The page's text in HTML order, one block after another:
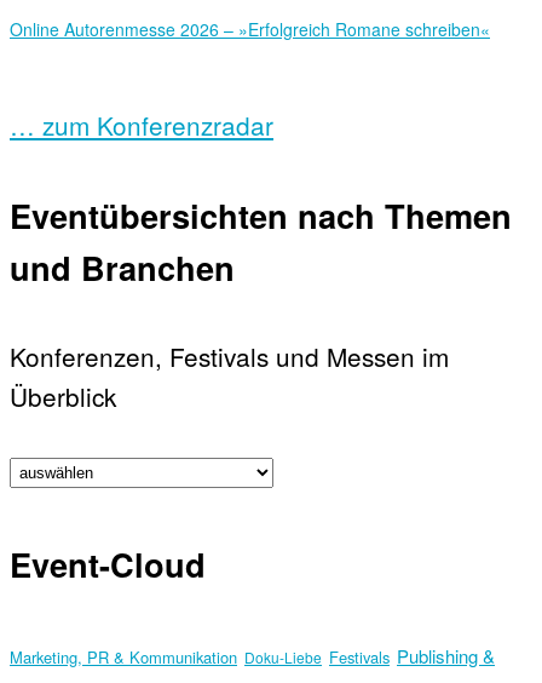
Online Autorenmesse 2026 – »Erfolgreich Romane schreiben«
… zum Konferenzradar
Eventübersichten nach Themen
und Branchen
Konferenzen, Festivals und Messen im
Überblick
Event-Cloud
Marketing, PR & Kommunikation Doku-Liebe Festivals Publishing &